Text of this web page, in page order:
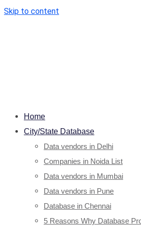
Skip to content
Home
City/State Database
Data vendors in Delhi
Companies in Noida List
Data vendors in Mumbai
Data vendors in Pune
Database in Chennai
5 Reasons Why Database